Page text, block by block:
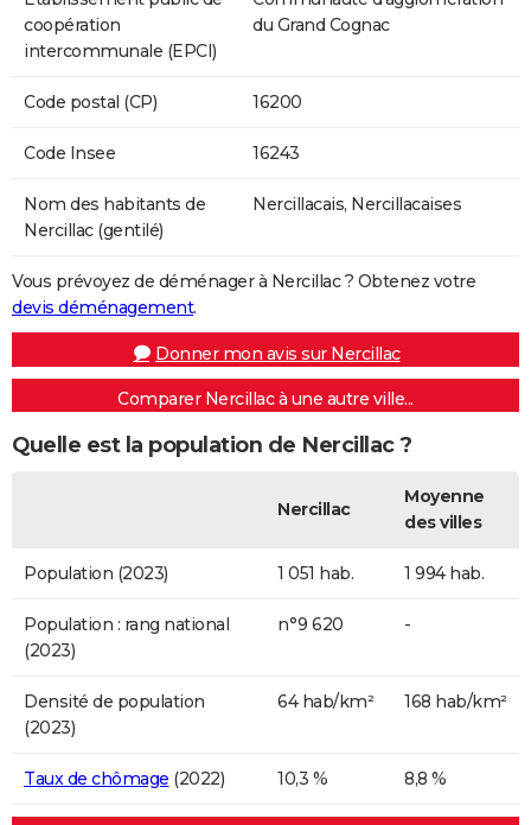
coopération
intercommunale (EPCI)
du Grand Cognac
Code postal (CP) 16200
Code Insee 16243
Nom des habitants de
Nercillac (gentilé)
Nercillacais, Nercillacaises
Vous prévoyez de déménager à Nercillac ? Obtenez votre
devis déménagement.
Donner mon avis sur Nercillac
Comparer Nercillac à une autre ville...
Quelle est la population de Nercillac ?
Nercillac
Moyenne
des villes
Population (2023) 1 051 hab. 1 994 hab.
Population : rang national
(2023)
n°9 620 -
Densité de population
(2023)
64 hab/km² 168 hab/km²
Taux de chômage (2022) 10,3 % 8,8 %